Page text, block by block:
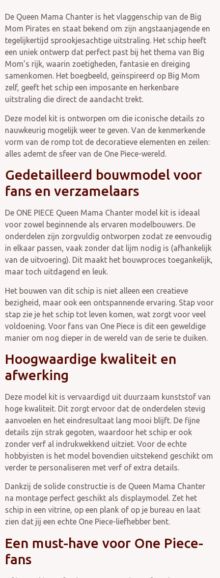
De Queen Mama Chanter is het vlaggenschip van de Big
Mom Pirates en staat bekend om zijn angstaanjagende en
tegelijkertijd sprookjesachtige uitstraling. Het schip heeft
een uniek ontwerp dat perfect past bij het thema van Big
Mom’s rijk, waarin zoetigheden, fantasie en dreiging
samenkomen. Het boegbeeld, geïnspireerd op Big Mom
zelf, geeft het schip een imposante en herkenbare
uitstraling die direct de aandacht trekt.
Deze model kit is ontworpen om die iconische details zo
nauwkeurig mogelijk weer te geven. Van de kenmerkende
vorm van de romp tot de decoratieve elementen en zeilen:
alles ademt de sfeer van de One Piece-wereld.
Gedetailleerd bouwmodel voor
fans en verzamelaars
De ONE PIECE Queen Mama Chanter model kit is ideaal
voor zowel beginnende als ervaren modelbouwers. De
onderdelen zijn zorgvuldig ontworpen zodat ze eenvoudig
in elkaar passen, vaak zonder dat lijm nodig is (afhankelijk
van de uitvoering). Dit maakt het bouwproces toegankelijk,
maar toch uitdagend en leuk.
Het bouwen van dit schip is niet alleen een creatieve
bezigheid, maar ook een ontspannende ervaring. Stap voor
stap zie je het schip tot leven komen, wat zorgt voor veel
voldoening. Voor fans van One Piece is dit een geweldige
manier om nog dieper in de wereld van de serie te duiken.
Hoogwaardige kwaliteit en
afwerking
Deze model kit is vervaardigd uit duurzaam kunststof van
hoge kwaliteit. Dit zorgt ervoor dat de onderdelen stevig
aanvoelen en het eindresultaat lang mooi blijft. De fijne
details zijn strak gegoten, waardoor het schip er ook
zonder verf al indrukwekkend uitziet. Voor de echte
hobbyisten is het model bovendien uitstekend geschikt om
verder te personaliseren met verf of extra details.
Dankzij de solide constructie is de Queen Mama Chanter
na montage perfect geschikt als displaymodel. Zet het
schip in een vitrine, op een plank of op je bureau en laat
zien dat jij een echte One Piece-liefhebber bent.
Een must-have voor One Piece-
fans